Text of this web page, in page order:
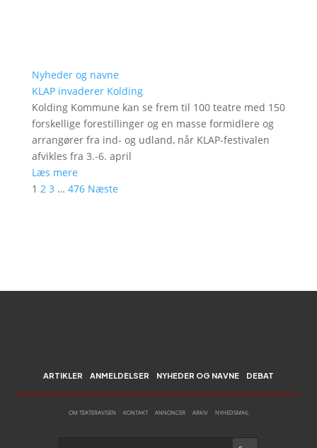
Nyheder og navne
KLAP invaderer Kolding
Kolding Kommune kan se frem til 100 teatre med 150
forskellige forestillinger og en masse formidlere og
arrangører fra ind- og udland, når KLAP-festivalen
afvikles fra 3.-6. april
Læs mere
1 2 3 … 476 Næste
ARTIKLER ANMELDELSER NYHEDER OG NAVNE DEBAT
OM TEATERAVISEN KONTAKT ANNONCER ARKIV NYHEDSMAIL